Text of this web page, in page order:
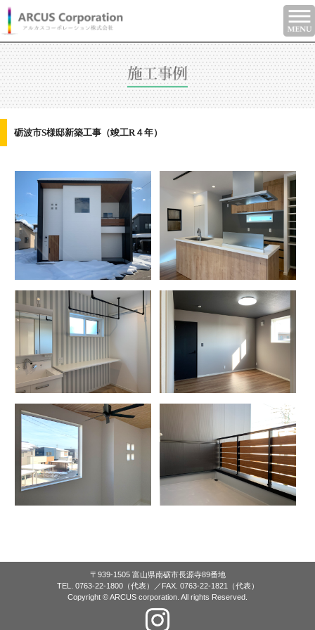
砺波市S様邸新築工事（竣工R４年）
〒939-1505 富山県南砺市長源寺89番地
TEL. 0763-22-1800（代表）／FAX. 0763-22-1821（代表）
Copyright © ARCUS corporation. All rights Reserved.